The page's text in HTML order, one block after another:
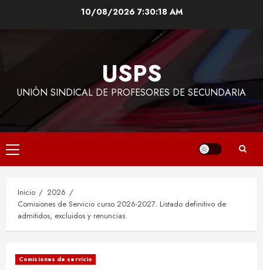
10/08/2026 7:30:19 AM
USPS
UNIÓN SINDICAL DE PROFESORES DE SECUNDARIA
Menú
principal
Inicio
2026
Comisiones de Servicio curso 2026-2027. Listado definitivo de
admitidos, excluidos y renuncias.
Comisiones de servicio